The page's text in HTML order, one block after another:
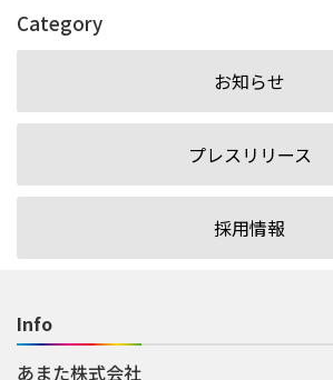
Category
お知らせ
プレスリリース
採用情報
Info
あまた株式会社